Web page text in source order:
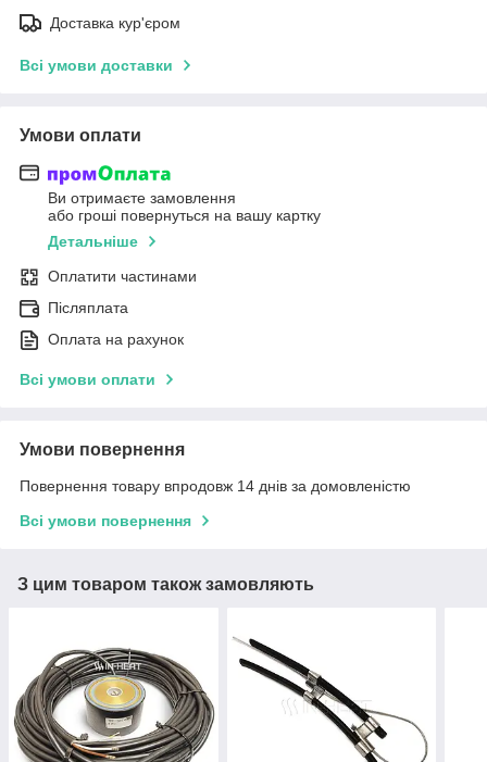
Доставка кур'єром
Всі умови доставки
Умови оплати
Ви отримаєте замовлення
або гроші повернуться на вашу картку
Детальніше
Оплатити частинами
Післяплата
Оплата на рахунок
Всі умови оплати
Умови повернення
Повернення товару впродовж 14 днів за домовленістю
Всі умови повернення
З цим товаром також замовляють